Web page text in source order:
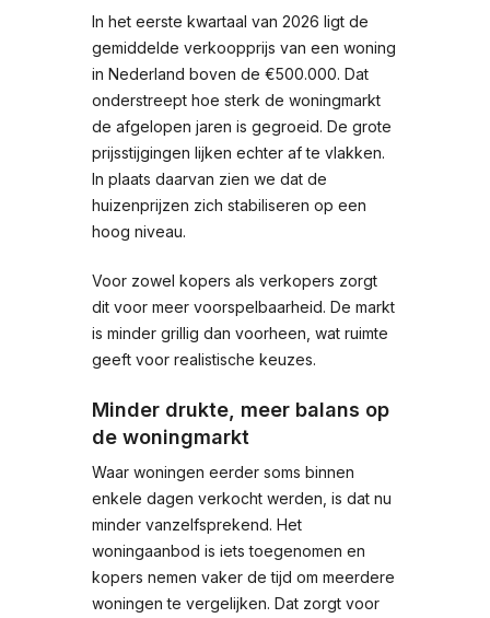
In het eerste kwartaal van 2026 ligt de
gemiddelde verkoopprijs van een woning
in Nederland boven de €500.000. Dat
onderstreept hoe sterk de woningmarkt
de afgelopen jaren is gegroeid. De grote
prijsstijgingen lijken echter af te vlakken.
In plaats daarvan zien we dat de
huizenprijzen zich stabiliseren op een
hoog niveau.
Voor zowel kopers als verkopers zorgt
dit voor meer voorspelbaarheid. De markt
is minder grillig dan voorheen, wat ruimte
geeft voor realistische keuzes.
Minder drukte, meer balans op
de woningmarkt
Waar woningen eerder soms binnen
enkele dagen verkocht werden, is dat nu
minder vanzelfsprekend. Het
woningaanbod is iets toegenomen en
kopers nemen vaker de tijd om meerdere
woningen te vergelijken. Dat zorgt voor